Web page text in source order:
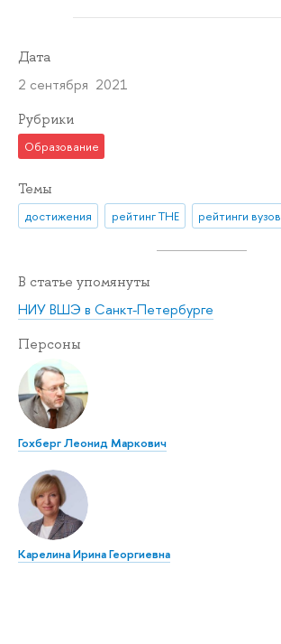
Дата
2 сентября 2021
Рубрики
Образование
Темы
достижения рейтинг THE рейтинги вузов
В статье упомянуты
НИУ ВШЭ в Санкт-Петербурге
Персоны
Гохберг Леонид Маркович
Карелина Ирина Георгиевна